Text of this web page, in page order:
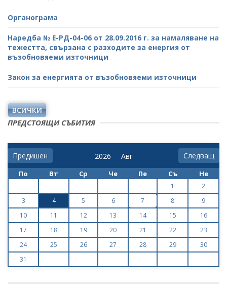
Органограма
Наредба № Е-РД-04-06 от 28.09.2016 г. за намаляване на
тежестта, свързана с разходите за енергия от
възобновяеми източници
Закон за енергията от възобновяеми източници
ВСИЧКИ
ПРЕДСТОЯЩИ СЪБИТИЯ
Предишен Следващ
По Вт Ср Че Пе Съ Не
1
2
3
4 5 6 7 8
9
10
11 12 13 14 15
16
17
18 19 20 21 22
23
24
25 26 27 28 29
30
31